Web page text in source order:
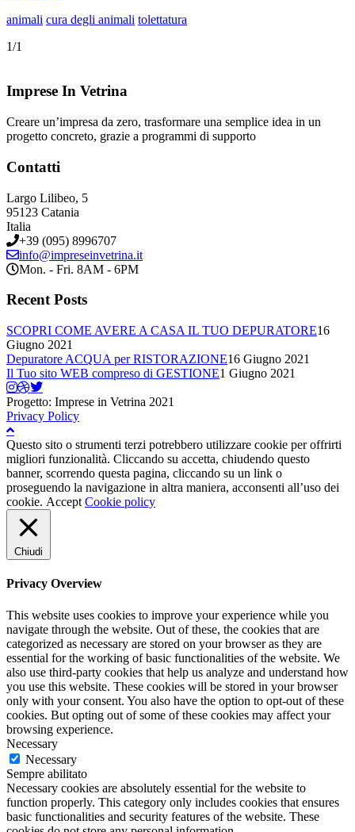
animali cura degli animali tolettatura
1/1
Imprese In Vetrina
Creare un’impresa da zero, trasformare una semplice idea in un
progetto concreto, grazie a programmi di supporto
Contatti
Largo Lilibeo, 5
95123 Catania
Italia
+39 (095) 8996707
info@impreseinvetrina.it
Mon. - Fri. 8AM - 6PM
Recent Posts
SCOPRI COME AVERE A CASA IL TUO DEPURATORE16
Giugno 2021
Depuratore ACQUA per RISTORAZIONE16 Giugno 2021
Il Tuo sito WEB compreso di GESTIONE1 Giugno 2021
Progetto: Imprese in Vetrina 2021
Privacy Policy
Questo sito o strumenti terzi potrebbero utilizzare cookie per offrirti
migliori funzionalità. Cliccando su accetta, chiudendo questo
banner, scorrendo questa pagina, cliccando su un link o
proseguendo la navigazione in altra maniera, acconsenti all’uso dei
cookie. Accept Cookie policy
Chiudi
Privacy Overview
This website uses cookies to improve your experience while you
navigate through the website. Out of these, the cookies that are
categorized as necessary are stored on your browser as they are
essential for the working of basic functionalities of the website. We
also use third-party cookies that help us analyze and understand how
you use this website. These cookies will be stored in your browser
only with your consent. You also have the option to opt-out of these
cookies. But opting out of some of these cookies may affect your
browsing experience.
Necessary
Necessary
Sempre abilitato
Necessary cookies are absolutely essential for the website to
function properly. This category only includes cookies that ensures
basic functionalities and security features of the website. These